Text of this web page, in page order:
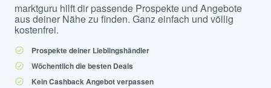
marktguru hilft dir passende Prospekte und Angebote
aus deiner Nähe zu finden. Ganz einfach und völlig
kostenfrei.
Prospekte deiner Lieblingshändler
Wöchentlich die besten Deals
Kein Cashback Angebot verpassen